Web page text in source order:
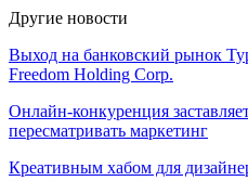
Другие новости
Выход на банковский рынок
Freedom Holding Corp.
Онлайн-конкуренция
пересматривать маркетинг
Креативным хабом для